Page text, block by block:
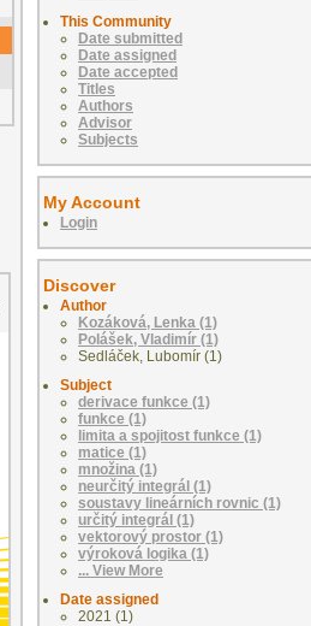
This Community
Date submitted
Date assigned
Date accepted
Titles
Authors
Advisor
Subjects
My Account
Login
Discover
Author
Kozáková, Lenka (1)
Polášek, Vladimír (1)
Sedláček, Lubomír (1)
Subject
derivace funkce (1)
funkce (1)
limita a spojitost funkce (1)
matice (1)
množina (1)
neurčitý integrál (1)
soustavy lineárních rovnic (1)
určitý integrál (1)
vektorový prostor (1)
výroková logika (1)
... View More
Date assigned
2021 (1)